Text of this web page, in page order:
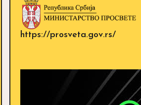
https://prosveta.gov.rs/